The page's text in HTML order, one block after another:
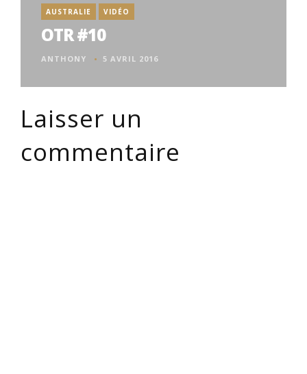
AUSTRALIE VIDÉO
OTR #10
ANTHONY 5 AVRIL 2016
Laisser un
commentaire